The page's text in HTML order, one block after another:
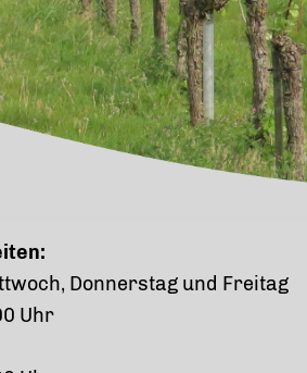
Donnerstag und Freitag
Uhr